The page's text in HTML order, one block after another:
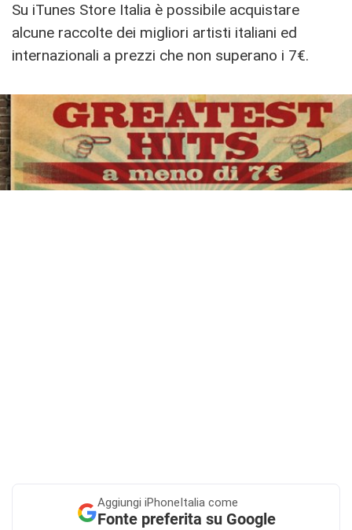
Su iTunes Store Italia è possibile acquistare
alcune raccolte dei migliori artisti italiani ed
internazionali a prezzi che non superano i 7€.
Aggiungi iPhoneItalia come
Fonte preferita su Google